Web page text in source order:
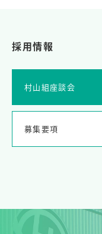
採用情報
村山組座談会
募集要項